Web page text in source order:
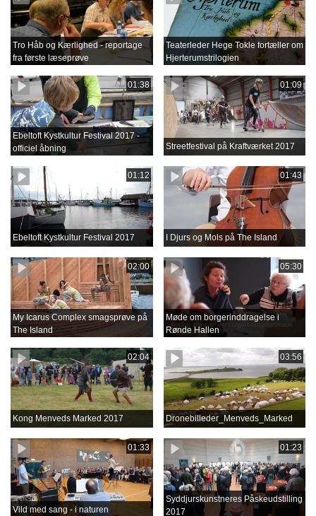
Tro Håb og Kærlighed - reportage
fra første læseprøve
Teaterleder Hege Tokle fortæller om
Hjerterumstrilogien
01:38
Ebeltoft Kystkultur Festival 2017 -
officiel åbning
01:09
Streetfestival på Kraftværket 2017
01:12
Ebeltoft Kystkultur Festival 2017
01:43
I Djurs og Mols på The Island
02:00
My Icarus Complex smagsprøve på
The Island
05:30
Møde om borgerinddragelse i
Rønde Hallen
02:04
Kong Menveds Marked 2017
03:56
Dronebilleder_Menveds_Marked
01:33
Vild med sang - i naturen
01:23
Syddjurskunstneres Påskeudstilling
2017